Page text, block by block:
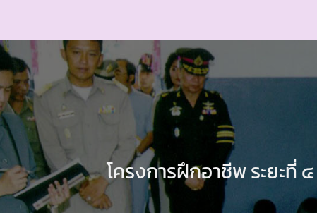
โครงการฝึกอาชีพ ระยะที่ ๔